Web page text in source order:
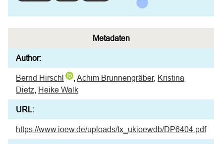
Metadaten
Author:
Bernd Hirschl Achim Brunnengräber, Kristina
Dietz Heike Walk
URL:
https://www.ioew.de/uploads/tx_ukioewdb/DP6404.pdf